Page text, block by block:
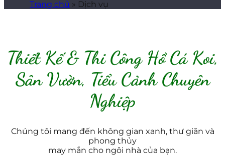
Trang chủ » Dịch vụ
Thiết Kế & Thi Công Hồ Cá Koi,
Sân Vườn, Tiểu Cảnh Chuyên
Nghiệp
Chúng tôi mang đến không gian xanh, thư giãn và
phong thủy
may mắn cho ngôi nhà của bạn.